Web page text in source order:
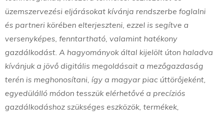
üzemszervezési eljárásokat kívánja rendszerbe foglalni
és partneri körében elterjeszteni, ezzel is segítve a
versenyképes, fenntartható, valamint hatékony
gazdálkodást. A hagyományok által kijelölt úton haladva
kívánjuk a jövő digitális megoldásait a mezőgazdaság
terén is meghonosítani, így a magyar piac úttörőjeként,
egyedülálló módon tesszük elérhetővé a precíziós
gazdálkodáshoz szükséges eszközök, termékek,